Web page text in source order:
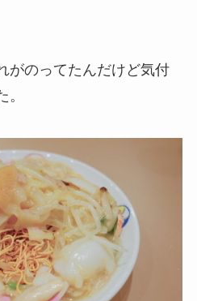
がのってたんだけど気付